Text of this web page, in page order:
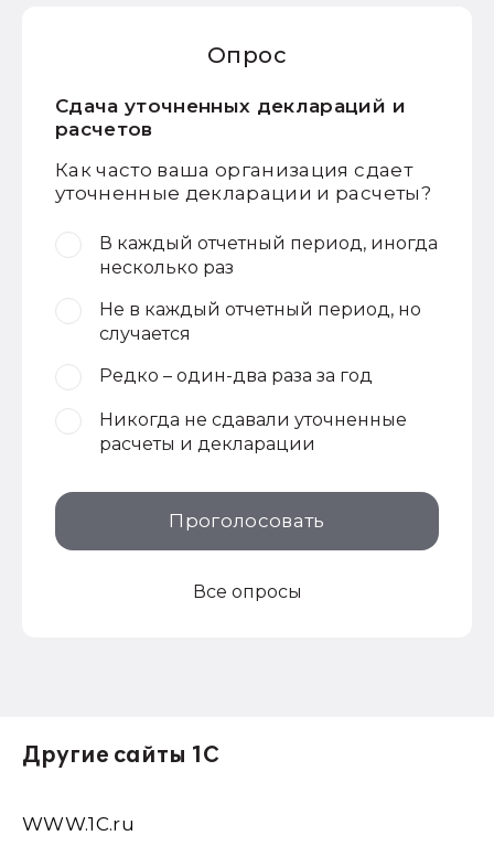
Опрос
Сдача уточненных деклараций и
расчетов
Как часто ваша организация сдает
уточненные декларации и расчеты?
В каждый отчетный период, иногда
несколько раз
Не в каждый отчетный период, но
случается
Редко – один-два раза за год
Никогда не сдавали уточненные
расчеты и декларации
Проголосовать
Все опросы
Другие сайты 1С
WWW.1С.ru